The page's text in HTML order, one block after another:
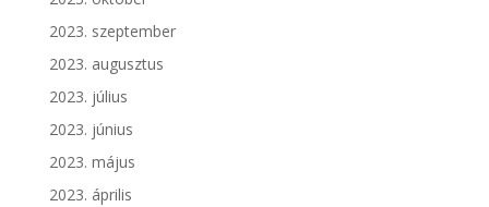
2023. szeptember
2023. augusztus
2023. július
2023. június
2023. május
2023. április